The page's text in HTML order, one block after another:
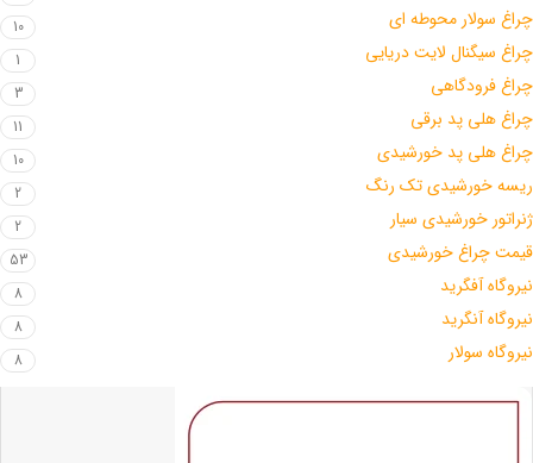
چراغ سولار محوطه ای 10
چراغ سیگنال لایت دریایی 1
چراغ فرودگاهی 3
چراغ هلی پد برقی 11
چراغ هلی پد خورشیدی 10
ریسه خورشیدی تک رنگ 2
ژنراتور خورشیدی سیار 2
قیمت چراغ خورشیدی 53
نیروگاه آفگرید 8
نیروگاه آنگرید 8
نیروگاه سولار 8